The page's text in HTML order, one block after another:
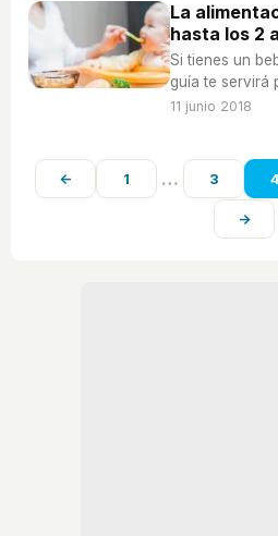
La
hasta los 2
Si tienes un
guía te servirá
comer según
11 junio 2018
← 1 … 3
→